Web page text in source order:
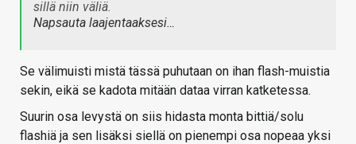
sillä niin väliä.
Napsauta laajentaaksesi…
Se välimuisti mistä tässä puhutaan on ihan flash-muistia
sekin, eikä se kadota mitään dataa virran katketessa.
Suurin osa levystä on siis hidasta monta bittiä/solu
flashiä ja sen lisäksi siellä on pienempi osa nopeaa yksi